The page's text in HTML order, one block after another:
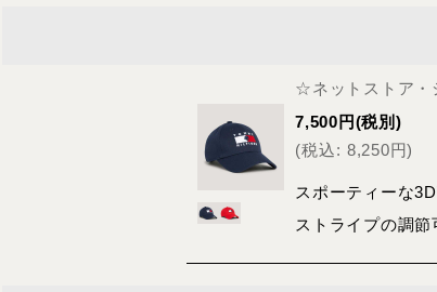
☆ネットストア・
7,500 円(税別)
(税込: 8,250円)
スポーティーな
ストライプの調